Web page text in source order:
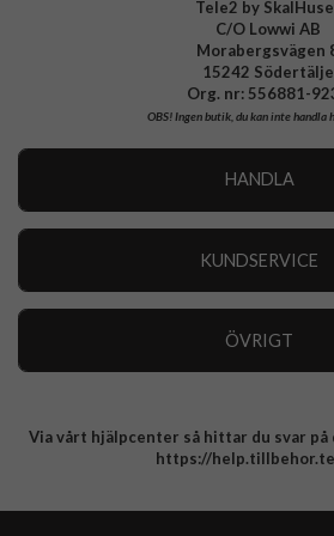
Tele2 by
C/O Lowwi AB
Morabergsvägen
15242 Södertälje
Org. nr: 556881-
OBS!Ingen butik, du kan inte handla
HANDLA
KUNDSERVICE
ÖVRIGT
Integritetspolicy
Via vårt hjälpcenter så hittar du svar
https://